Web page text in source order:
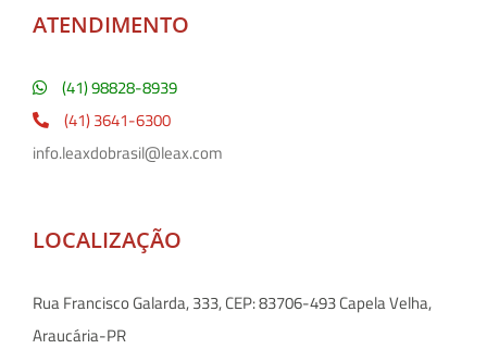
ATENDIMENTO
(41) 98828-8939
(41) 3641-6300
info.leaxdobrasil@leax.com
LOCALIZAÇÃO
Rua Francisco Galarda, 333, CEP: 83706-493 Capela Velha,
Araucária-PR